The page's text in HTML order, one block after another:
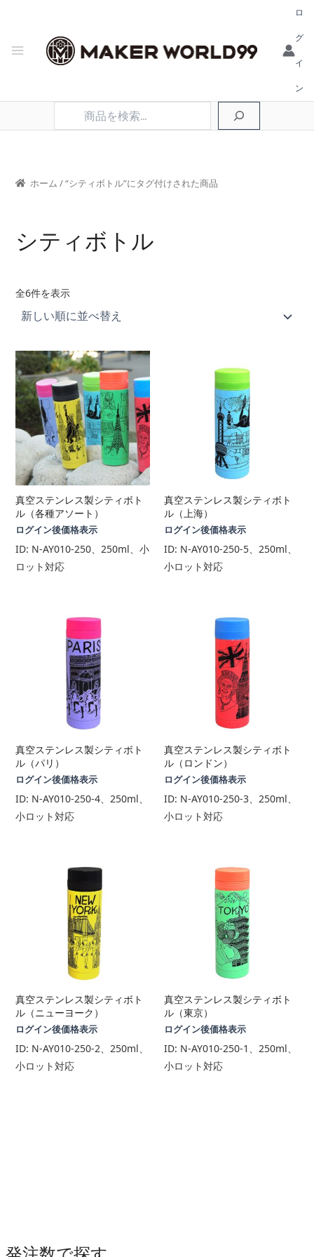
ロ
グ
イ
ン
ホーム / “シティボトル”にタグ付けされた商品
シティボトル
全6件を表示新
い
順
真空ステンレス製シティボト
ル（各種アソート）
ログイン後価格表示
ID: N-AY010-250、250ml、小
ロット対応
真空ステンレス製シティボト
ル（上海）
ログイン後価格表示
ID: N-AY010-250-5、250ml、
小ロット対応
真空ステンレス製シティボト
ル（パリ）
ログイン後価格表示
ID: N-AY010-250-4、250ml、
小ロット対応
真空ステンレス製シティボト
ル（ロンドン）
ログイン後価格表示
ID: N-AY010-250-3、250ml、
小ロット対応
真空ステンレス製シティボト
ル（ニューヨーク）
ログイン後価格表示
ID: N-AY010-250-2、250ml、
小ロット対応
真空ステンレス製シティボト
ル（東京）
ログイン後価格表示
ID: N-AY010-250-1、250ml、
小ロット対応